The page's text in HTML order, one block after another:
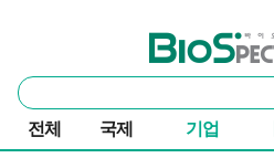
바이오스펙테이터
통
합
검
색
전체 국제 기업